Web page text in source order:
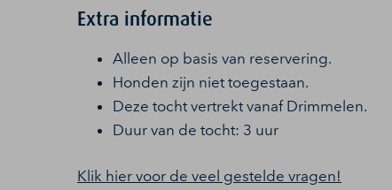
Extra informatie
Alleen op basis van reservering.
Honden zijn niet toegestaan.
Deze tocht vertrekt vanaf Drimmelen.
Duur van de tocht: 3 uur
Klik hier voor de veel gestelde vragen!